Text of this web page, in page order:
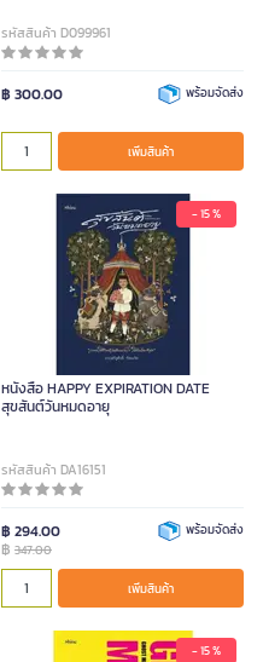
รหัสสินค้า D099961
฿ 300.00 พร้อมจัดส่ง
เพิ่มสินค้า
- 15 %
หนังสือ HAPPY EXPIRATION DATE
สุขสันต์วันหมดอายุ
รหัสสินค้า DA16151
฿ 294.00
฿ 347.00
พร้อมจัดส่ง
เพิ่มสินค้า
- 15 %